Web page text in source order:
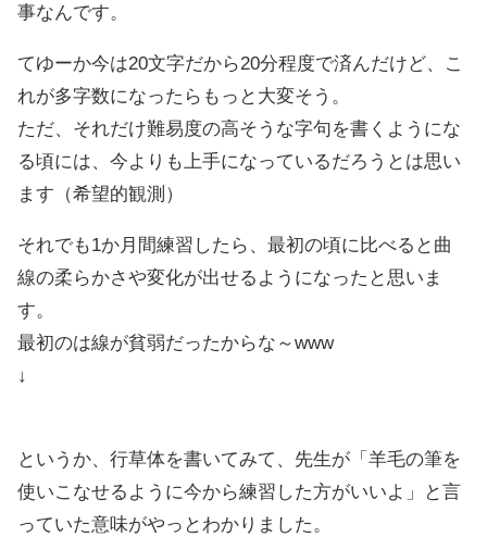
事なんです。
てゆーか今は20文字だから20分程度で済んだけど、こ
れが多字数になったらもっと大変そう。
ただ、それだけ難易度の高そうな字句を書くようにな
る頃には、今よりも上手になっているだろうとは思い
ます（希望的観測）
それでも1か月間練習したら、最初の頃に比べると曲
線の柔らかさや変化が出せるようになったと思いま
す。
最初のは線が貧弱だったからな～www
↓
というか、行草体を書いてみて、先生が「羊毛の筆を
使いこなせるように今から練習した方がいいよ」と言
っていた意味がやっとわかりました。